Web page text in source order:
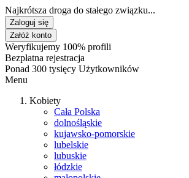
Najkrótsza droga do stałego związku...
Zaloguj się
Załóż konto
Weryfikujemy 100% profili
Bezpłatna rejestracja
Ponad 300 tysięcy Użytkowników
Menu
Kobiety
Cała Polska
dolnośląskie
kujawsko-pomorskie
lubelskie
lubuskie
łódzkie